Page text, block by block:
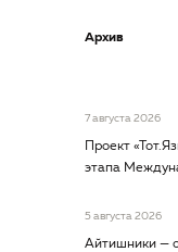
Архив
7 августа 2026
Проект
этапа
5 августа 2026
Айтишники —